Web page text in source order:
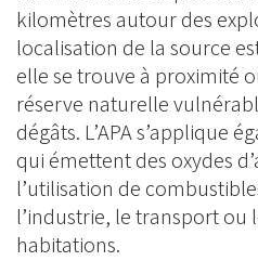
kilomètres autour des
localisation de la source
elle se trouve à proximité
réserve naturelle
dégâts. L’APA s’applique
qui émettent des oxydes
l’utilisation de
l’industrie, le transport ou
habitations.